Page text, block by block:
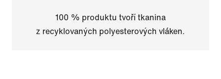
100 % produktu tvoří tkanina
z recyklovaných polyesterových vláken.